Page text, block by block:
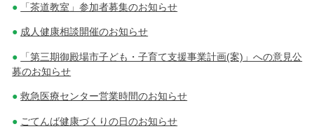
「茶道教室」参加者募集のお知らせ
成人健康相談開催のお知らせ
「第三期御殿場市子ども・子育て支援事業計画(案)」への意見公
募のお知らせ
救急医療センター営業時間のお知らせ
ごてんば健康づくりの日のお知らせ